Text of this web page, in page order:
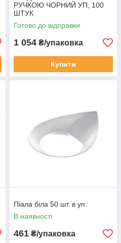
РУЧКОЮ ЧОРНИЙ УП, 100
ШТУК
Готово до відправки
1 054 ₴/упаковка
Купити
Піала біла 50 шт. в уп.
В наявності
461 ₴/упаковка